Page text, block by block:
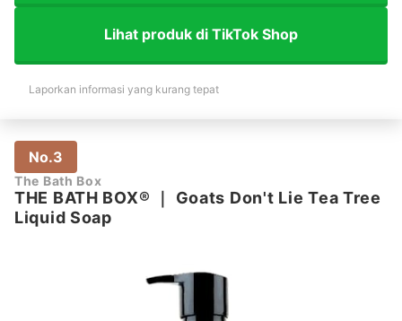
Lihat produk di TikTok Shop
Laporkan informasi yang kurang tepat
No.3
The Bath Box
THE BATH BOX®
Goats Don't Lie Tea Tree
Liquid Soap